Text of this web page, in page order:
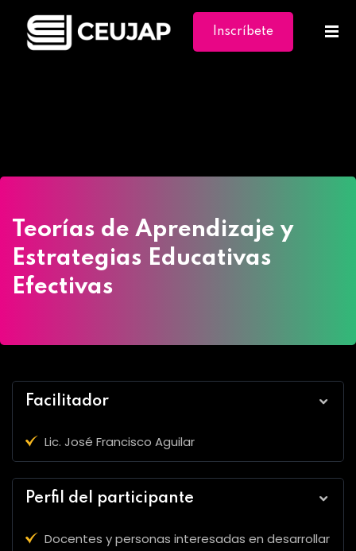
Inscríbete
Teorías de Aprendizaje y
Estrategias Educativas
Efectivas
Facilitador
Lic. José Francisco Aguilar
Perfil del participante
Docentes y personas interesadas en desarrollar